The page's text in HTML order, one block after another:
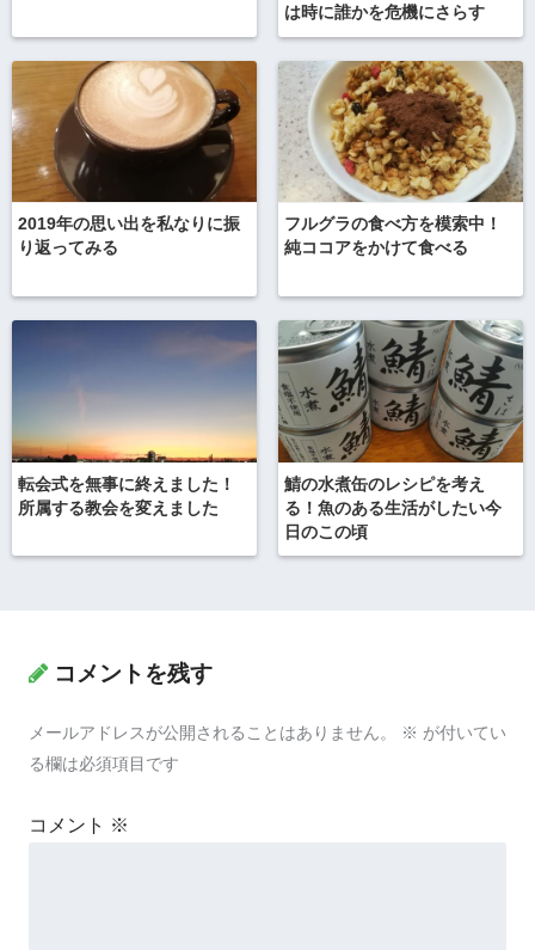
は時に誰かを危機にさらす
2019年の思い出を私なりに振
り返ってみる
フルグラの食べ方を模索中！
純ココアをかけて食べる
転会式を無事に終えました！
所属する教会を変えました
鯖の水煮缶のレシピを考え
る！魚のある生活がしたい今
日のこの頃
コメントを残す
メールアドレスが公開されることはありません。 ※ が付いてい
る欄は必須項目です
コメント ※